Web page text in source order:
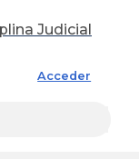
Acceder